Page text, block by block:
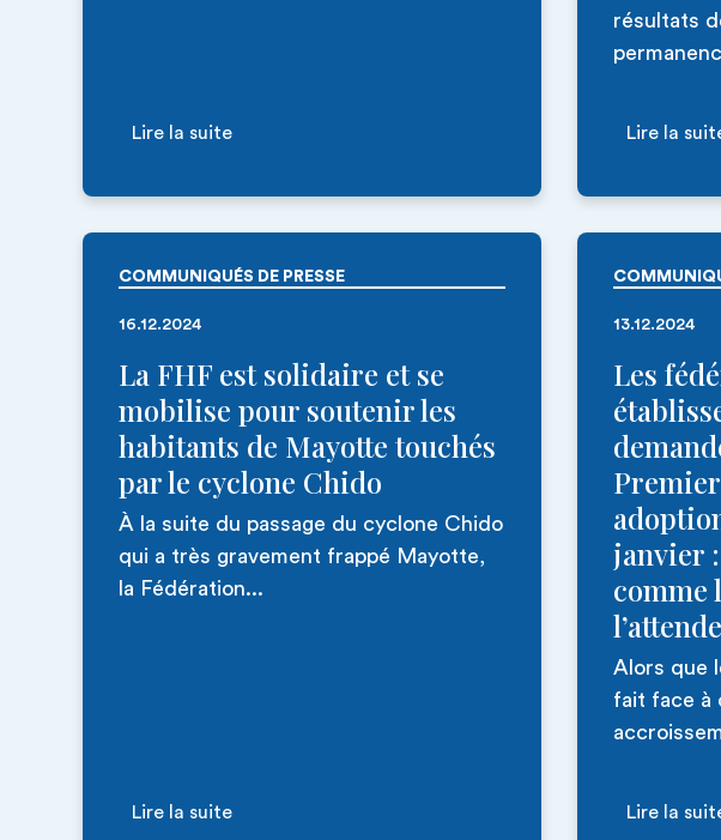
Lire la suite
résultats
Lire la
COMMUNIQUÉS DE PRESSE
16.12.2024
La FHF est solidaire et se
mobilise pour soutenir les
habitants de Mayotte touchés
par le cyclone Chido
À la suite du passage du cyclone Chido
qui a très gravement frappé Mayotte,
la Fédération...
Lire la suite
13.12.2024
Les
janvier
comme
Alors que
fait face à
Lire la